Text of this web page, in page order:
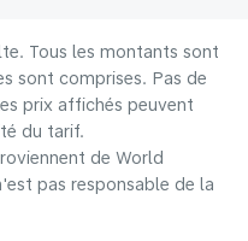
Tous les montants sont
sont comprises. Pas de
prix affichés peuvent
du tarif.
de World
pas responsable de la